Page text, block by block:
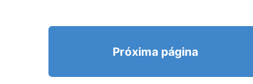
Próxima página